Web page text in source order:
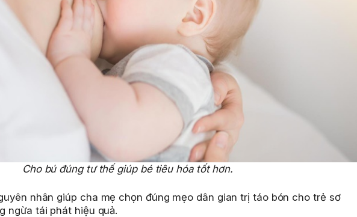
Cho bú đúng tư thế giúp bé tiêu hóa tốt hơn.
nhân giúp cha mẹ chọn đúng mẹo dân gian trị táo bón cho trẻ sơ
ngừa tái phát hiệu quả.